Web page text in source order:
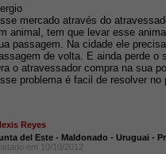
mercado através do
animal, tem que levar esse
passagem. Na cidade ele
de volta. E ainda perde o
o atravessador compra na sua
problema é facil de resolver
Reyes
del Este - Maldonado - Uruguai -
em 10/10/2012